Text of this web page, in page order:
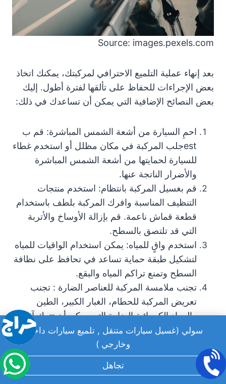
سولي (غسيل سيارات متنقل , تلميع سيارات داخلي
وخارجي )
تجاهل
Source: images.pexels.com
بعد إنهاء عملية التلميع الاحترافي لمركبتك، يمكنك اتخاذ
بعض الإجراءات للحفاظ على تألقها لفترة أطول. إليك
بعض النصائح الإضافية التي يمكن أن تساعدك في ذلك:
احمِ السيارة من أشعة الشمس المباشرة: قم ب
estجلب المركبة في مكان مظلل أو استخدم غطاء
للسيارة لحمايتها من أشعة الشمس المباشرة
والأضرار الناتجة عنها.
قم بغسيل المركبة بانتظام: استخدم منتجات
التنظيف المناسبة وافرك المركبة بلطف باستخدام
قطعة قماش ناعمة. قم بإزالة الأوساخ والأتربة
التي قد تلتصق بالسطح.
استخدم واقٍ للمياه: يمكن استخدام الواقيات للمياه
لتشكيل طبقة حماية تساعد في تحافظ على نظافة
السطح وتمنع تراكم المياه والبقع.
تجنب ملامسة المركبة للعناصر الضارة : تجنب
تعريض المركبة للحطام، الغبار الكبير، الطين
والمواد الكيميائية الضارة التي يمكن أن تترك آثارًا
سلبية على السطح.
قم بتلميع السيارة بشكل منتظم : يمكن استخدام
المنتجات الملمعة بشكل منتظم للحفاظ علىتألق
واستعادة بريقها الأصلي.